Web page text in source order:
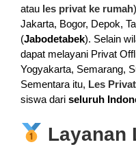
ataules privat ke rumah
Jakarta, Bogor, Depok,
(Jabodetabek). Selain
dapat melayani Privat
Yogyakarta, Semarang,
Sementara itu, Les
siswa dari seluruh
Layanan